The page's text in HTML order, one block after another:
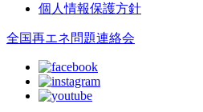
個人情報保護方針
全国再エネ問題連絡会